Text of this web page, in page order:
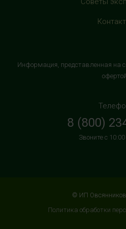
магазином "М.Видео"
Домодедово
с 10:00 до 22:00 (без выходных)
с 10:00 до 22:00 (без выходных)
Информация, представленная на
офертой
8 (800)
Звоните с
© ИП
Политика обработки